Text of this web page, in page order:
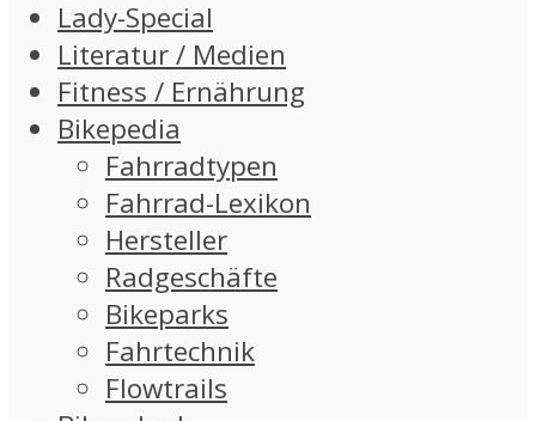
Lady-Special
Literatur / Medien
Fitness / Ernährung
Bikepedia
Fahrradtypen
Fahrrad-Lexikon
Hersteller
Radgeschäfte
Bikeparks
Fahrtechnik
Flowtrails